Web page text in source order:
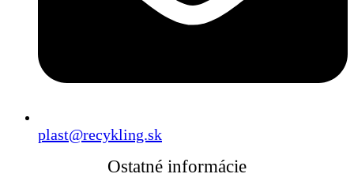
plast@recykling.sk
Ostatné informácie